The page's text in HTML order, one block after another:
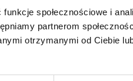
społecznościowe i
partnerom
otrzymanymi od Ciebie
w branżowych
ws.
i
gdzie
Finanse i